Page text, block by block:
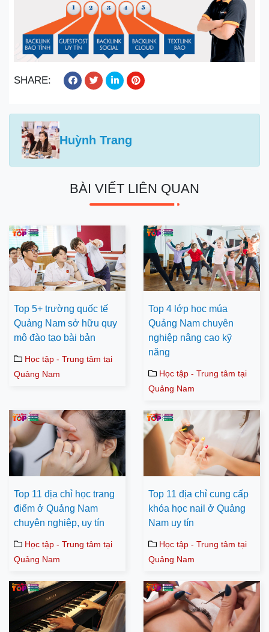
SHARE:
Huỳnh Trang
BÀI VIẾT LIÊN QUAN
Top 5+ trường quốc tế
Quảng Nam sở hữu quy
mô đào tạo bài bản
Học tập - Trung tâm tại
Quảng Nam
Top 4 lớp học múa
Quảng Nam chuyên
nghiệp nâng cao kỹ
năng
Học tập - Trung tâm tại
Quảng Nam
Top 11 địa chỉ học trang
điểm ở Quảng Nam
chuyên nghiệp, uy tín
Học tập - Trung tâm tại
Quảng Nam
Top 11 địa chỉ cung cấp
khóa học nail ở Quảng
Nam uy tín
Học tập - Trung tâm tại
Quảng Nam